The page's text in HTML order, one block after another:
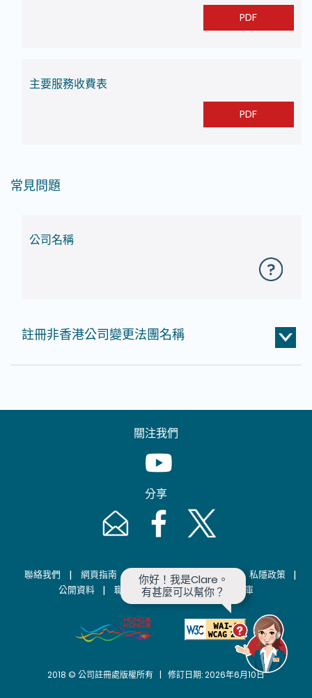
PDF
主要服務收費表
PDF
常見問題
公司名稱
註冊非香港公司變更法團名稱
關注我們
Youtube [This link will pop up in
分享
Email [This link will pop up in a new
Facebook [This link will pop up
Twitter [This link will
聯絡我們 | 網頁指南 | 重要告示 | 相關網址 | 私隱政策 |
公開資料 | 職位空缺 | 招標公告 | 資料庫
2018 © 公司註冊處版權所有 | 修訂日期: 2026年6月10日
你好！我是Clare。
有甚麼可以幫你？